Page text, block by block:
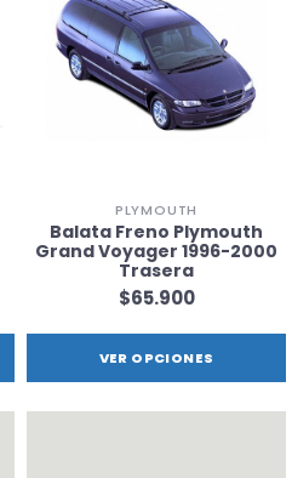
PLYMOUTH
Balata Freno Plymouth
Grand Voyager 1996-2000
Trasera
$65.900
VER OPCIONES